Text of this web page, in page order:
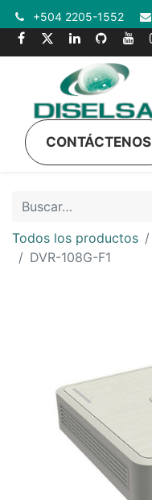
+504 2205-1552
CONTÁCTENOS
Todos los productos
DVR-108G-F1